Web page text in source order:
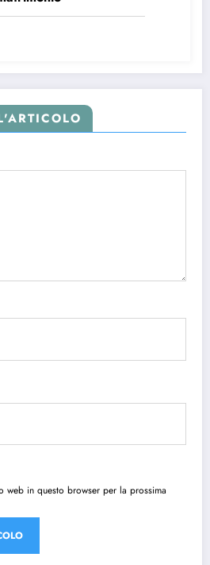
web in questo browser per la prossima